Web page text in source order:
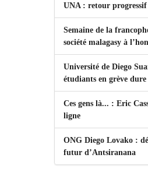
UNA : retour
Semaine de la
société malagasy à
Université de Diego
étudiants en grève dure
Ces gens là... : Eric
ligne
ONG Diego Lovako :
futur d’Antsiranana